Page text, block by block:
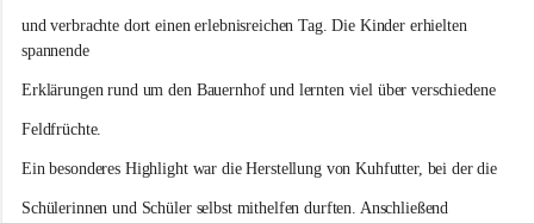
c
h
l
H
a
i
d
und verbrachte dort einen erlebnisreichen Tag. Die Kinder erhielten
spannende
Erklärungen rund um den Bauernhof und lernten viel über verschiedene
Feldfrüchte.
Ein besonderes Highlight war die Herstellung von Kuhfutter, bei der die
Schülerinnen und Schüler selbst mithelfen durften. Anschließend